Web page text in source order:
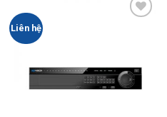
Liên hệ